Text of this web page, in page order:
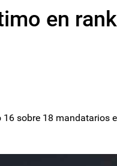
en
sobre 18 mandatarios